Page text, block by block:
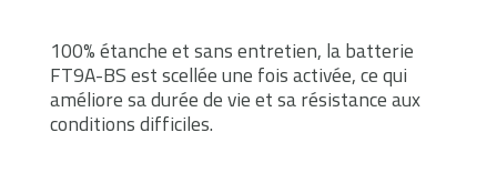
100% étanche et sans entretien, la batterie
FT9A-BS est scellée une fois activée, ce qui
améliore sa durée de vie et sa résistance aux
conditions difficiles.